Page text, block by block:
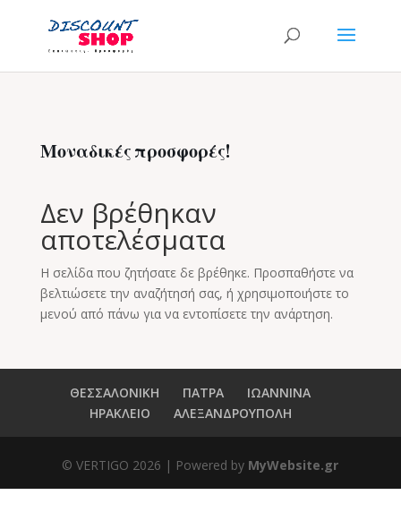
Μοναδικές προσφορές!
Δεν βρέθηκαν
αποτελέσματα
Η σελίδα που ζητήσατε δε βρέθηκε. Προσπαθήστε να
βελτιώσετε την αναζήτησή σας, ή χρησιμοποιήστε το
μενού από πάνω για να εντοπίσετε την ανάρτηση.
ΘΕΣΣΑΛΟΝΙΚΗ ΠΑΤΡΑ
ΙΩΑΝΝΙΝΑ
ΗΡΑΚΛΕΙΟ
ΑΛΕΞΑΝΔΡΟΥΠΟΛΗ
© VERTIGO 2026 | Powered by MyWebsite.gr